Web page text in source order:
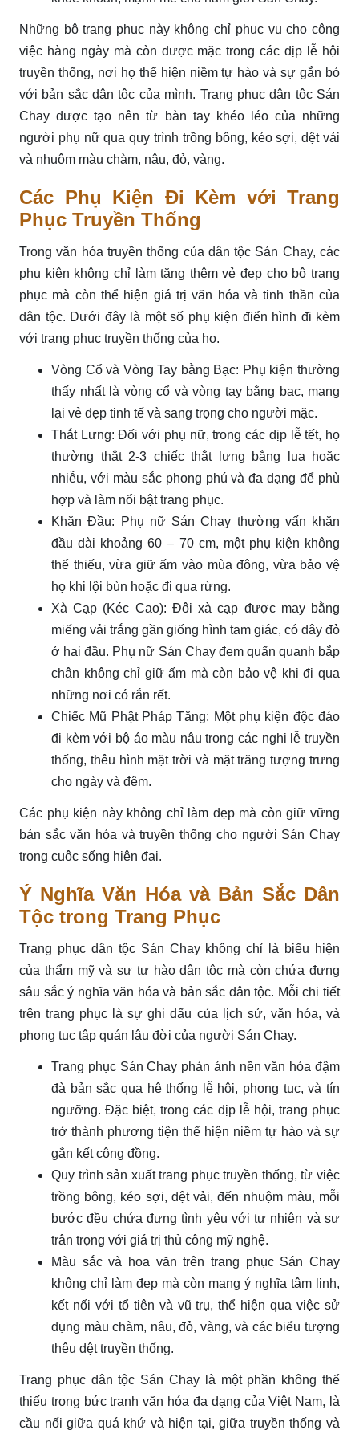
Những bộ trang phục này không chỉ phục vụ cho công
việc hàng ngày mà còn được mặc trong các dịp lễ hội
truyền thống, nơi họ thể hiện niềm tự hào và sự gắn bó
với bản sắc dân tộc của mình. Trang phục dân tộc Sán
Chay được tạo nên từ bàn tay khéo léo của những
người phụ nữ qua quy trình trồng bông, kéo sợi, dệt vải
và nhuộm màu chàm, nâu, đỏ, vàng.
Các Phụ Kiện Đi Kèm với Trang
Phục Truyền Thống
Trong văn hóa truyền thống của dân tộc Sán Chay, các
phụ kiện không chỉ làm tăng thêm vẻ đẹp cho bộ trang
phục mà còn thể hiện giá trị văn hóa và tinh thần của
dân tộc. Dưới đây là một số phụ kiện điển hình đi kèm
với trang phục truyền thống của họ.
Vòng Cổ và Vòng Tay bằng Bạc: Phụ kiện thường
thấy nhất là vòng cổ và vòng tay bằng bạc, mang
lại vẻ đẹp tinh tế và sang trọng cho người mặc.
Thắt Lưng: Đối với phụ nữ, trong các dịp lễ tết, họ
thường thắt 2-3 chiếc thắt lưng bằng lụa hoặc
nhiễu, với màu sắc phong phú và đa dạng để phù
hợp và làm nổi bật trang phục.
Khăn Đầu: Phụ nữ Sán Chay thường vấn khăn
đầu dài khoảng 60 – 70 cm, một phụ kiện không
thể thiếu, vừa giữ ấm vào mùa đông, vừa bảo vệ
họ khi lội bùn hoặc đi qua rừng.
Xà Cạp (Kéc Cao): Đôi xà cạp được may bằng
miếng vải trắng gần giống hình tam giác, có dây đỏ
ở hai đầu. Phụ nữ Sán Chay đem quấn quanh bắp
chân không chỉ giữ ấm mà còn bảo vệ khi đi qua
những nơi có rắn rết.
Chiếc Mũ Phật Pháp Tăng: Một phụ kiện độc đáo
đi kèm với bộ áo màu nâu trong các nghi lễ truyền
thống, thêu hình mặt trời và mặt trăng tượng trưng
cho ngày và đêm.
Các phụ kiện này không chỉ làm đẹp mà còn giữ vững
bản sắc văn hóa và truyền thống cho người Sán Chay
trong cuộc sống hiện đại.
Ý Nghĩa Văn Hóa và Bản Sắc Dân
Tộc trong Trang Phục
Trang phục dân tộc Sán Chay không chỉ là biểu hiện
của thẩm mỹ và sự tự hào dân tộc mà còn chứa đựng
sâu sắc ý nghĩa văn hóa và bản sắc dân tộc. Mỗi chi tiết
trên trang phục là sự ghi dấu của lịch sử, văn hóa, và
phong tục tập quán lâu đời của người Sán Chay.
Trang phục Sán Chay phản ánh nền văn hóa đậm
đà bản sắc qua hệ thống lễ hội, phong tục, và tín
ngưỡng. Đặc biệt, trong các dịp lễ hội, trang phục
trở thành phương tiện thể hiện niềm tự hào và sự
gắn kết cộng đồng.
Quy trình sản xuất trang phục truyền thống, từ việc
trồng bông, kéo sợi, dệt vải, đến nhuộm màu, mỗi
bước đều chứa đựng tình yêu với tự nhiên và sự
trân trọng với giá trị thủ công mỹ nghệ.
Màu sắc và hoa văn trên trang phục Sán Chay
không chỉ làm đẹp mà còn mang ý nghĩa tâm linh,
kết nối với tổ tiên và vũ trụ, thể hiện qua việc sử
dụng màu chàm, nâu, đỏ, vàng, và các biểu tượng
thêu dệt truyền thống.
Trang phục dân tộc Sán Chay là một phần không thể
thiếu trong bức tranh văn hóa đa dạng của Việt Nam, là
cầu nối giữa quá khứ và hiện tại, giữa truyền thống và